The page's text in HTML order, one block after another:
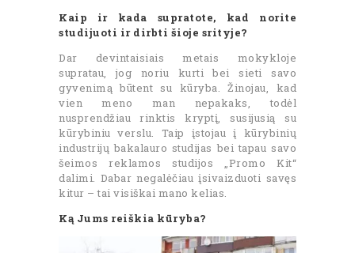
Kaip ir kada supratote, kad norite
studijuoti ir dirbti šioje srityje?
Dar devintaisiais metais mokykloje
supratau, jog noriu kurti bei sieti savo
gyvenimą būtent su kūryba. Žinojau, kad
vien meno man nepakaks, todėl
nusprendžiau rinktis kryptį, susijusią su
kūrybiniu verslu. Taip įstojau į kūrybinių
industrijų bakalauro studijas bei tapau savo
šeimos reklamos studijos „Promo Kit“
dalimi. Dabar negalėčiau įsivaizduoti savęs
kitur – tai visiškai mano kelias.
Ką Jums reiškia kūryba?